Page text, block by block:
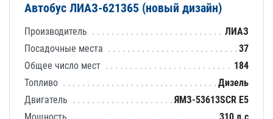
Автобус ЛИАЗ-621365 (новый дизайн)
Производитель
ЛИАЗ
Посадочные места
37
Общее число мест
184
Топливо
Дизель
Двигатель
ЯМЗ-53613SCR E5